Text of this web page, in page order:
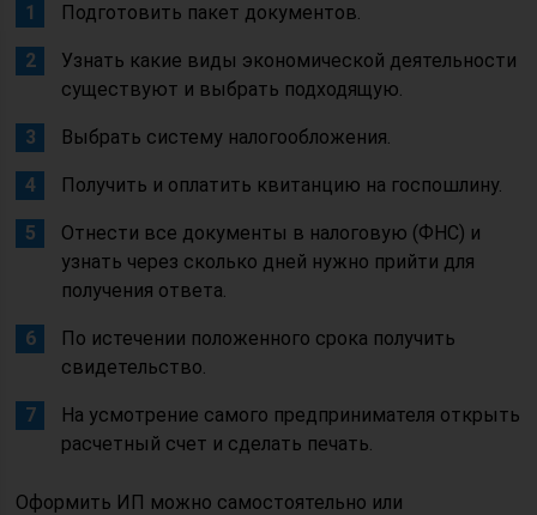
Подготовить пакет документов.
Узнать какие виды экономической деятельности
существуют и выбрать подходящую.
Выбрать систему налогообложения.
Получить и оплатить квитанцию на госпошлину.
Отнести все документы в налоговую (ФНС) и
узнать через сколько дней нужно прийти для
получения ответа.
По истечении положенного срока получить
свидетельство.
На усмотрение самого предпринимателя открыть
расчетный счет и сделать печать.
Оформить ИП можно самостоятельно или